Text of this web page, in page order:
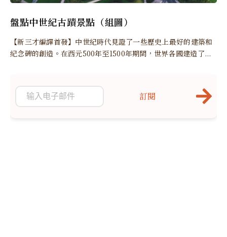
盤點中世紀古蹟景點（組圖）
【新三才編譯首發】中世紀時代見證了一些歷史上最好的建築和
紀念碑的創造。在西元500年至1500年期間，世界各國建造了...
訂閱